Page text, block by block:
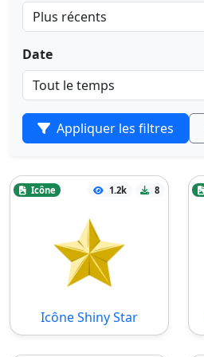
Date
Appliquer les filtres
Icône 1.2k 8
Icône Shiny Star